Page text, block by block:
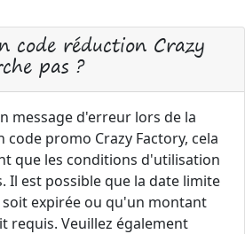
code réduction Crazy
pas ?
message d'erreur lors de la
promo Crazy Factory, cela
que les conditions d'utilisation
Il est possible que la date limite
expirée ou qu'un montant
requis. Veuillez également